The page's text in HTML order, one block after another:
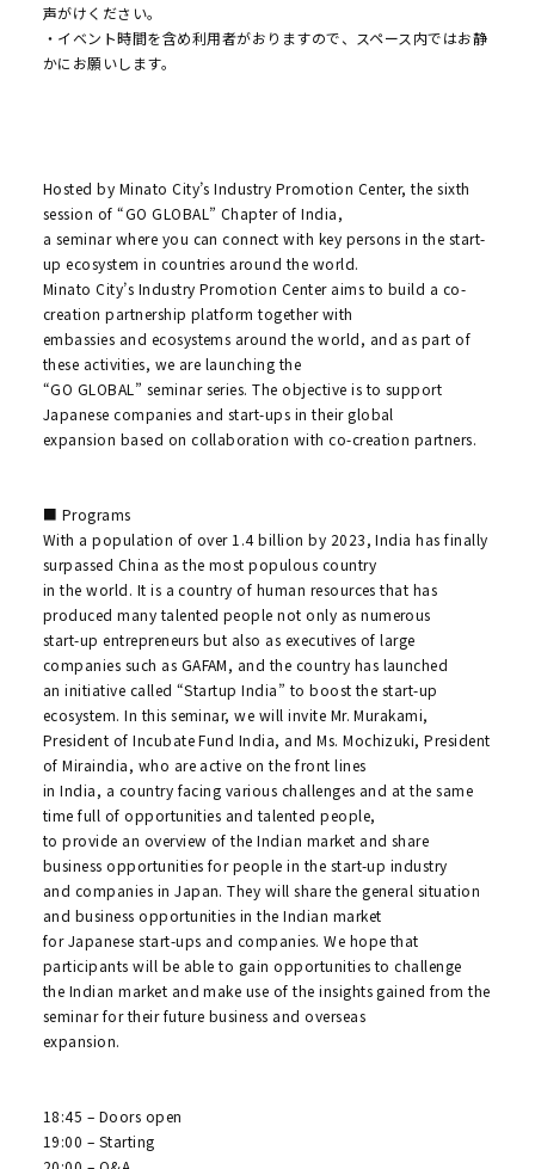
声がけください。
・イベント時間を含め利用者がおりますので、スペース内ではお静
かにお願いします。
Hosted by Minato City’s Industry Promotion Center, the sixth
session of “GO GLOBAL” Chapter of India,
a seminar where you can connect with key persons in the start-
up ecosystem in countries around the world.
Minato City’s Industry Promotion Center aims to build a co-
creation partnership platform together with
embassies and ecosystems around the world, and as part of
these activities, we are launching the
“GO GLOBAL” seminar series. The objective is to support
Japanese companies and start-ups in their global
expansion based on collaboration with co-creation partners.
■ Programs
With a population of over 1.4 billion by 2023, India has finally
surpassed China as the most populous country
in the world. It is a country of human resources that has
produced many talented people not only as numerous
start-up entrepreneurs but also as executives of large
companies such as GAFAM, and the country has launched
an initiative called “Startup India” to boost the start-up
ecosystem. In this seminar, we will invite Mr. Murakami,
President of Incubate Fund India, and Ms. Mochizuki, President
of Miraindia, who are active on the front lines
in India, a country facing various challenges and at the same
time full of opportunities and talented people,
to provide an overview of the Indian market and share
business opportunities for people in the start-up industry
and companies in Japan. They will share the general situation
and business opportunities in the Indian market
for Japanese start-ups and companies. We hope that
participants will be able to gain opportunities to challenge
the Indian market and make use of the insights gained from the
seminar for their future business and overseas
expansion.
18:45 – Doors open
19:00 – Starting